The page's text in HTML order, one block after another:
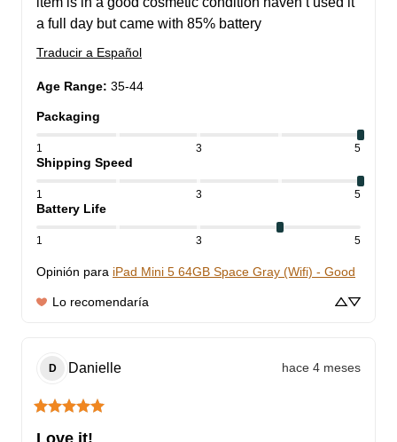
a full day but came with 85% battery
Traducir a Español
Age Range: 35-44
Packaging
1 3 5
Shipping Speed
1 3 5
Battery Life
1 3 5
Opinión para iPad Mini 5 64GB Space Gray (Wifi) - Good
Lo recomendaría
D Danielle hace 4 meses
Love it!